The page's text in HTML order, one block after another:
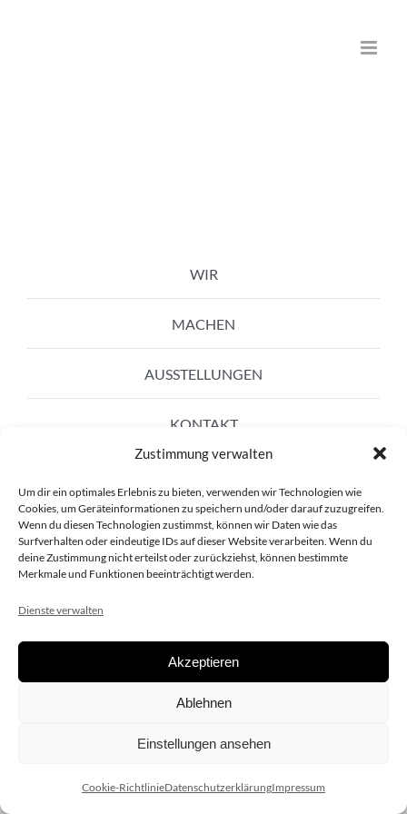
Zustimmung verwalten
Um dir ein optimales Erlebnis zu bieten, verwenden wir Technologien wie
Cookies, um Geräteinformationen zu speichern und/oder darauf zuzugreifen.
Wenn du diesen Technologien zustimmst, können wir Daten wie das
Surfverhalten oder eindeutige IDs auf dieser Website verarbeiten. Wenn du
deine Zustimmung nicht erteilst oder zurückziehst, können bestimmte
Merkmale und Funktionen beeinträchtigt werden.
Dienste verwalten
Akzeptieren
Ablehnen
Einstellungen ansehen
Cookie-RichtlinieDatenschutzerklärungImpressum
WIR
MACHEN
AUSSTELLUNGEN
KONTAKT
Copyright 2020 dieSCHAUsteller.at |Datenschützerklärung|
| Design:www.ARGEntur.at